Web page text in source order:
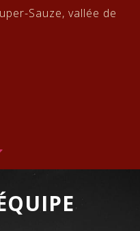
Sauze, vallée de